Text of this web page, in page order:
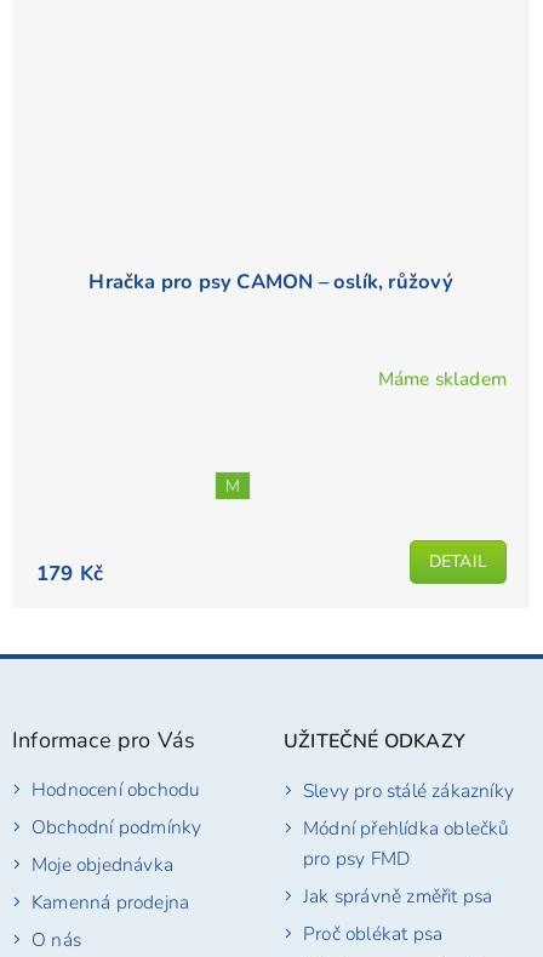
Hračka pro psy CAMON – oslík, růžový
Máme skladem
179 Kč DETAIL
M
Z
Informace pro Vás
Hodnocení obchodu
Obchodní podmínky
Moje objednávka
Kamenná prodejna
O nás
UŽITEČNÉ ODKAZY
Slevy pro stálé zákazníky
Módní přehlídka oblečků
pro psy FMD
Jak správně změřit psa
Proč oblékat psa